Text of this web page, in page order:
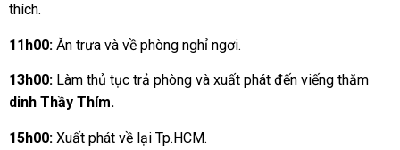
thích.
11h00: Ăn trưa và về phòng nghỉ ngơi.
13h00: Làm thủ tục trả phòng và xuất phát đến viếng thăm
dinh Thầy Thím.
15h00: Xuất phát về lại Tp.HCM.